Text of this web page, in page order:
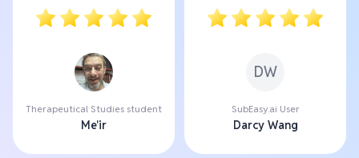
Therapeutical Studies student
Me'ir
DW
SubEasy.ai User
Darcy Wang